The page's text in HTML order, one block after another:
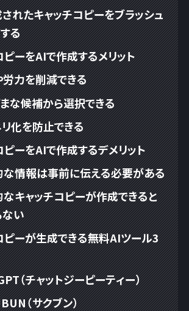
れたキャッチコピーをブラッシュ
る
ピーをAIで作成するメリット
力を削減できる
な候補から選択できる
化を防止できる
ピーをAIで作成するデメリット
情報は事前に伝える必要がある
キャッチコピーが作成できると
い
ピーが生成できる無料AIツール3
（チャットジーピーティー）
（サクブン）